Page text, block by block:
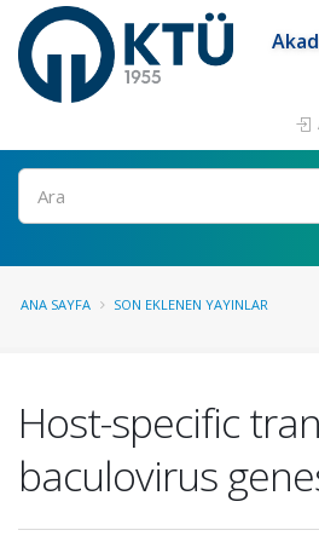
Ara
ANA SAYFA SON EKLENEN YAYINLAR
Host-specific
baculovirus